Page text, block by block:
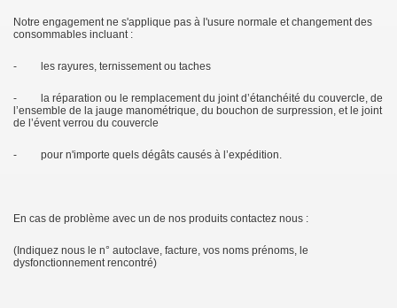
Notre engagement ne s'applique pas à l'usure normale et changement des
consommables incluant :
- les rayures, ternissement ou taches
- la réparation ou le remplacement du joint d’étanchéité du couvercle, de
l’ensemble de la jauge manométrique, du bouchon de surpression, et le joint
de l’évent verrou du couvercle
- pour n'importe quels dégâts causés à l’expédition.
En cas de problème avec un de nos produits contactez nous :
(Indiquez nous le n° autoclave, facture, vos noms prénoms, le
dysfonctionnement rencontré)